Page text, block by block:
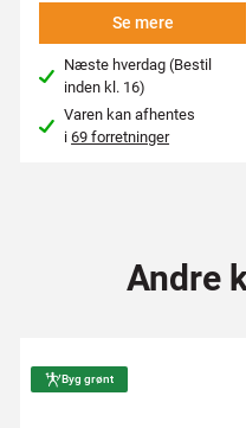
Se mere
Næste hverdag (Bestil
inden kl. 16)
Varen kan afhentes
i69 forretninger
Andre
Byg grønt